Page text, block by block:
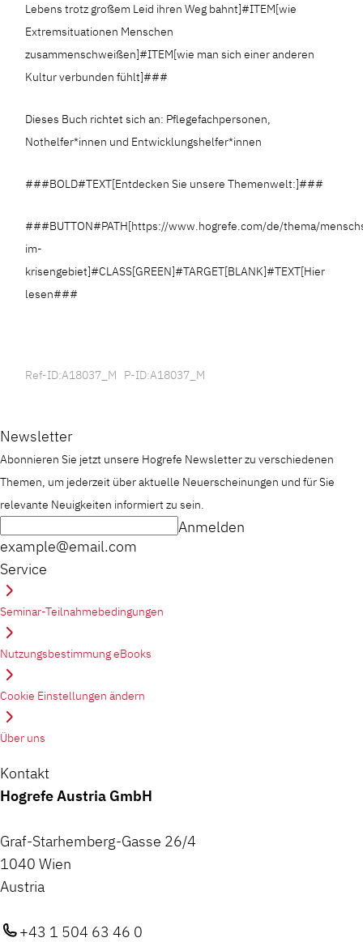
Lebens trotz großem Leid ihren Weg bahnt]#ITEM[wie
Extremsituationen Menschen
zusammenschweißen]#ITEM[wie man sich einer anderen
Kultur verbunden fühlt]###
Dieses Buch richtet sich an: Pflegefachpersonen,
Nothelfer*innen und Entwicklungshelfer*innen
###BOLD#TEXT[Entdecken Sie unsere Themenwelt:]###
###BUTTON#PATH[https://www.hogrefe.com/de/thema/
im-
krisengebiet]#CLASS[GREEN]#TARGET[BLANK]#TEXT[Hier
lesen###
Ref-ID:A18037_M P-ID:A18037_M
Newsletter
Abonnieren Sie jetzt unsere Hogrefe Newsletter zu verschiedenen
Themen, um jederzeit über aktuelle Neuerscheinungen und für Sie
relevante Neuigkeiten informiert zu sein.
example@email.com
Anmelden
Service
Seminar-Teilnahmebedingungen
Nutzungsbestimmung eBooks
Cookie Einstellungen ändern
Über uns
Kontakt
Hogrefe Austria GmbH
Graf-Starhemberg-Gasse 26/4
1040 Wien
Austria
+43 1 504 63 46 0